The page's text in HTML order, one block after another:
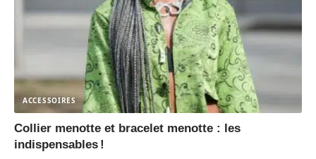
ACCESSOIRES
Collier menotte et bracelet menotte : les
indispensables !